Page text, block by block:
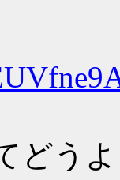
どうよ